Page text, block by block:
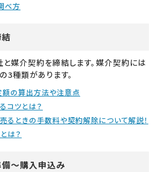
べ方
媒介契約を締結します。媒介契約には
3種類があります。
の算出方法や注意点
コツとは？
るときの手数料や契約解除について解説！
は？
～購入申込み